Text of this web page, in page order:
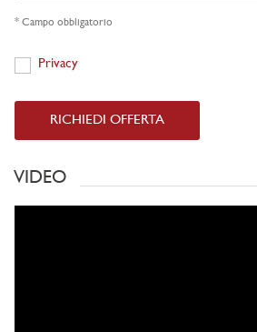
* Campo obbligatorio
Privacy
Privacy
RICHIEDI OFFERTA
VIDEO